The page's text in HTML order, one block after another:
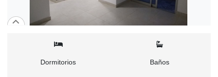
Dormitorios Baños